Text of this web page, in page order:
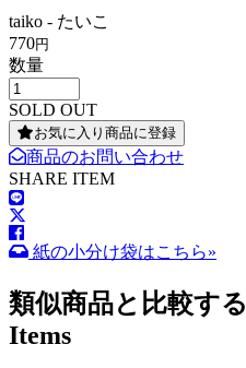
taiko - たいこ
770円
数量
SOLD OUT
お気に入り商品に登録
商品のお問い合わせ
SHARE ITEM
紙の小分け袋はこちら»
類似商品と比較する
Items